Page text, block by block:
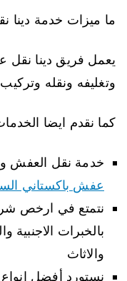
ما ميزات خدمة
يعمل فريق دينا
وتغليفه ونقله
كما نقدم ايضا الخدمات
خدمة نقل العفش
عفش باكستاني
نتمتع في ارخص
بالخبرات
والاثاث
نستورد أفضل